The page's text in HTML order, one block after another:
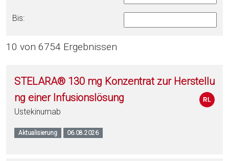
Bis:
10 von 6754 Ergebnissen
STELARA® 130 mg Konzentrat zur Herstellu
ng einer Infusionslösung
Ustekinumab
Aktualisierung 06.08.2026